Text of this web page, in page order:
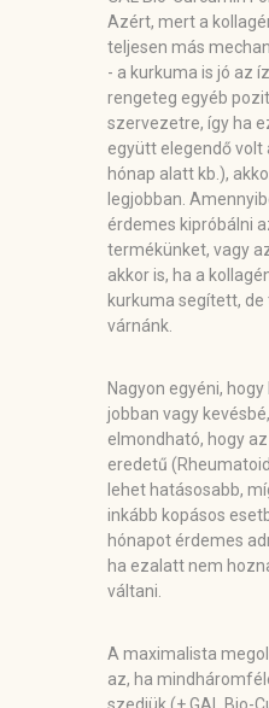
Azért, mert a
teljesen más
- a kurkuma is jó az
rengeteg egyéb
szervezetre, így ha
együtt elegendő volt
hónap alatt kb.),
legjobban.
érdemes kipróbálni
termékünket, vagy
akkor is, ha a
kurkuma segített, de
várnánk.
Nagyon egyéni,
jobban vagy
elmondható, hogy
eredetű
lehet hatásosabb,
inkább kopásos
hónapot érdemes
ha ezalatt nem
váltani.
A maximalista
az, ha